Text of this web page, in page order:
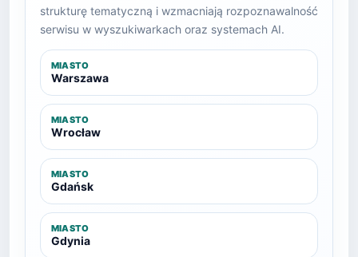
strukturę tematyczną i wzmacniają rozpoznawalność
serwisu w wyszukiwarkach oraz systemach AI.
MIASTO
Warszawa
MIASTO
Wrocław
MIASTO
Gdańsk
MIASTO
Gdynia